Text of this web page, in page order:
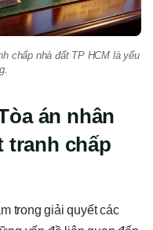
chấp nhà đất TP HCM là yếu
án nhân
tranh chấp
trong giải quyết các